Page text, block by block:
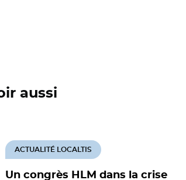
page sur Courriel
aussi
Un congrès HLM dans la crise
ACTUALITÉ LOCALTIS